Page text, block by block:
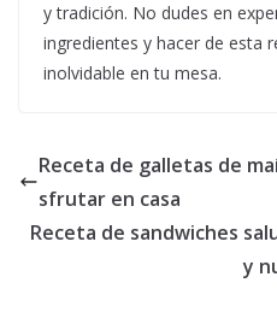
y tradición. No dudes en
ingredientes y hacer de esta
inolvidable en tu mesa.
Receta de galletas de
sfrutar en casa
Receta de sandwiches
y